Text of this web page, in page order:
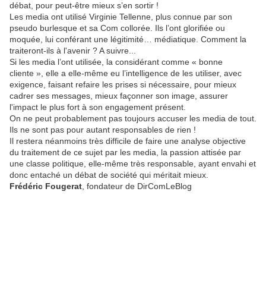
débat, pour peut-être mieux s’en sortir !
Les media ont utilisé Virginie Tellenne, plus connue par son
pseudo burlesque et sa Com collorée. Ils l’ont glorifiée ou
moquée, lui conférant une légitimité… médiatique. Comment la
traiteront-ils à l'avenir ? A suivre...
Si les media l’ont utilisée, la considérant comme « bonne
cliente », elle a elle-même eu l’intelligence de les utiliser, avec
exigence, faisant refaire les prises si nécessaire, pour mieux
cadrer ses messages, mieux façonner son image, assurer
l'impact le plus fort à son engagement présent.
On ne peut probablement pas toujours accuser les media de tout.
Ils ne sont pas pour autant responsables de rien !
Il restera néanmoins très difficile de faire une analyse objective
du traitement de ce sujet par les media, la passion attisée par
une classe politique, elle-même très responsable, ayant envahi et
donc entaché un débat de société qui méritait mieux.
Frédéric Fougerat , fondateur de DirComLeBlog